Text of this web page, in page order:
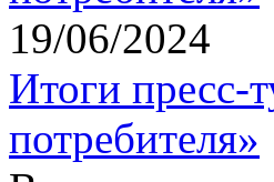
19/06/2024
Итоги пресс-
потребителя»